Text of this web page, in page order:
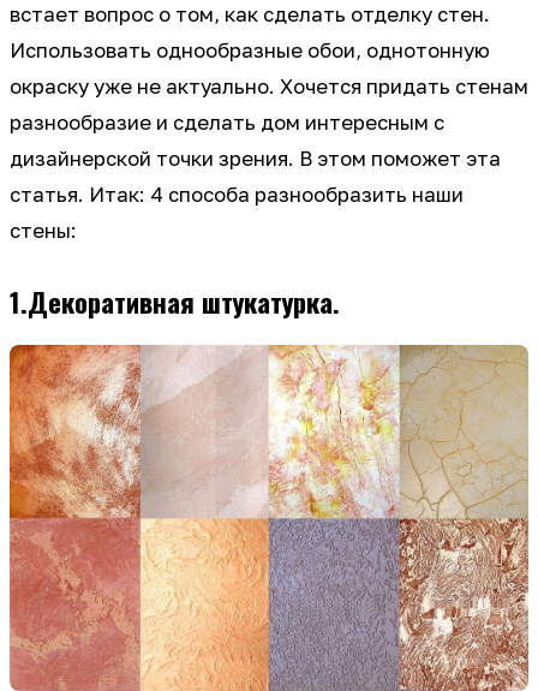
встает вопрос о том, как сделать отделку стен.
Использовать однообразные обои, однотонную
окраску уже не актуально. Хочется придать стенам
разнообразие и сделать дом интересным с
дизайнерской точки зрения. В этом поможет эта
статья. Итак: 4 способа разнообразить наши
стены:
1.Декоративная штукатурка.